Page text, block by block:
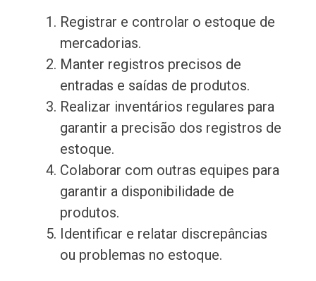
Registrar e controlar o estoque de
mercadorias.
Manter registros precisos de
entradas e saídas de produtos.
Realizar inventários regulares para
garantir a precisão dos registros de
estoque.
Colaborar com outras equipes para
garantir a disponibilidade de
produtos.
Identificar e relatar discrepâncias
ou problemas no estoque.